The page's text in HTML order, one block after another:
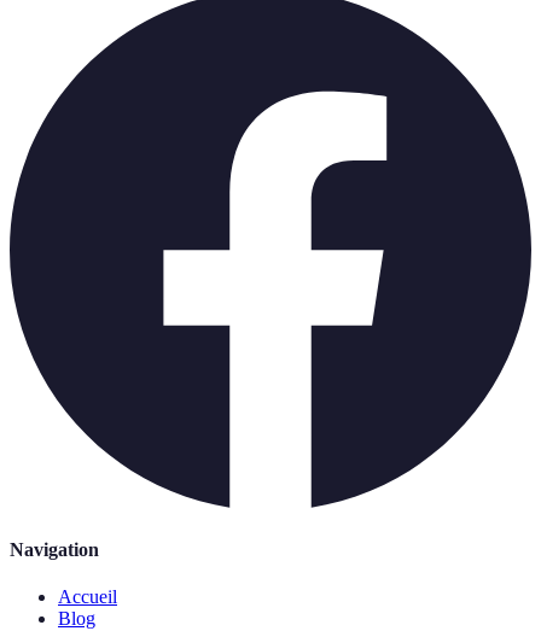
Navigation
Accueil
Blog